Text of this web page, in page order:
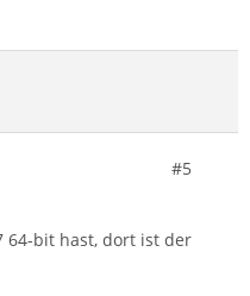
#5
64-bit hast, dort ist der